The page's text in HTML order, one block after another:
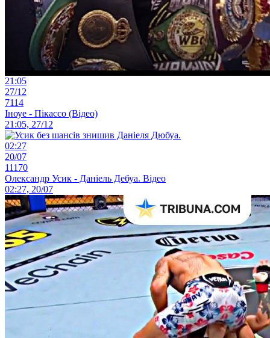
21:05
27/12
7114
Іноуе - Пікассо (Відео)
21:05, 27/12
02:27
20/07
11170
Олександр Усик - Даніель Дебуа. Відео
02:27, 20/07